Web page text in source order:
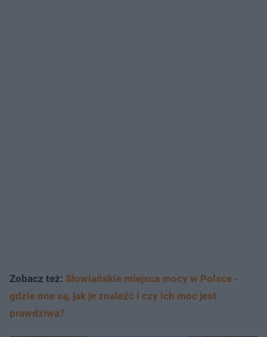
Zobacz też: Słowiańskie miejsca mocy w Polsce -
gdzie one są, jak je znaleźć i czy ich moc jest
prawdziwa?